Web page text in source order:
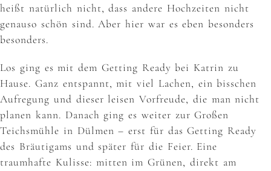
heißt natürlich nicht, dass andere Hochzeiten nicht
genauso schön sind. Aber hier war es eben besonders
besonders.
Los ging es mit dem Getting Ready bei Katrin zu
Hause. Ganz entspannt, mit viel Lachen, ein bisschen
Aufregung und dieser leisen Vorfreude, die man nicht
planen kann. Danach ging es weiter zur Großen
Teichsmühle in Dülmen – erst für das Getting Ready
des Bräutigams und später für die Feier. Eine
traumhafte Kulisse: mitten im Grünen, direkt am